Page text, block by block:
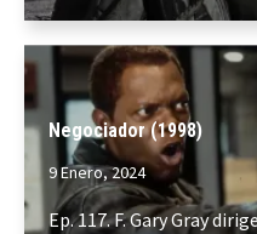
Negociador (1998)
9 Enero, 2024
Ep. 117. F. Gary Gray